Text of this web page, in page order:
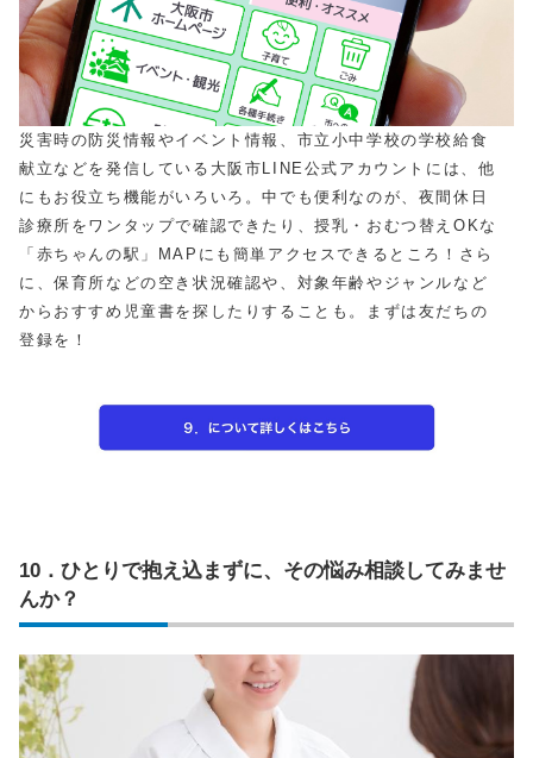
災害時の防災情報やイベント情報、市立小中学校の学校給食
献立などを発信している大阪市LINE公式アカウントには、他
にもお役立ち機能がいろいろ。中でも便利なのが、夜間休日
診療所をワンタップで確認できたり、授乳・おむつ替えOKな
「赤ちゃんの駅」MAPにも簡単アクセスできるところ！さら
に、保育所などの空き状況確認や、対象年齢やジャンルなど
からおすすめ児童書を探したりすることも。まずは友だちの
登録を！
10．ひとりで抱え込まずに、その悩み相談してみませ
んか？